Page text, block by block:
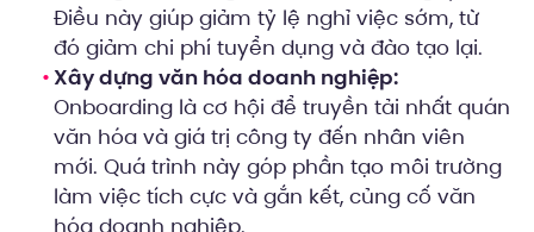
Điều này giúp giảm tỷ lệ nghỉ việc sớm, từ
đó giảm chi phí tuyển dụng và đào tạo lại.
Xây dựng văn hóa doanh nghiệp:
Onboarding là cơ hội để truyền tải nhất quán
văn hóa và giá trị công ty đến nhân viên
mới. Quá trình này góp phần tạo môi trường
làm việc tích cực và gắn kết, củng cố văn
hóa doanh nghiệp.